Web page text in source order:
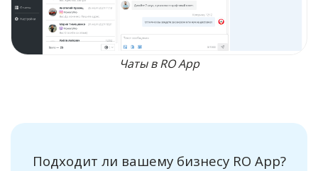
Чаты в RO App
Подходит ли вашему бизнесу RO App?